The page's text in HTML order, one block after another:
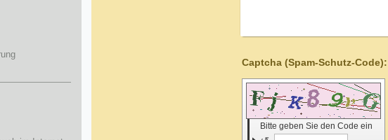
Bitte geben Sie den Code ein